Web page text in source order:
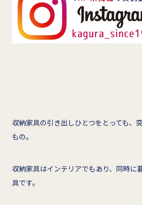
収納家具の引き出しひとつをとっても、
もの。
収納家具はインテリアでもあり、同時に
具です。